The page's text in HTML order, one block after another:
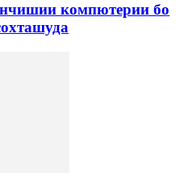
компютерии бо